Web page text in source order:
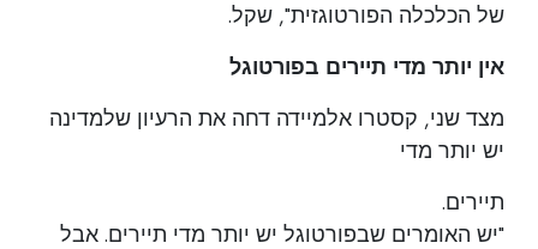
של הכלכלה הפורטוגזית", שקל.
אין יותר מדי תיירים בפורטוגל
מצד שני, קסטרו אלמיידה דחה את הרעיון שלמדינה
יש יותר מדי
תיירים.
"יש האומרים שבפורטוגל יש יותר מדי תיירים. אבל